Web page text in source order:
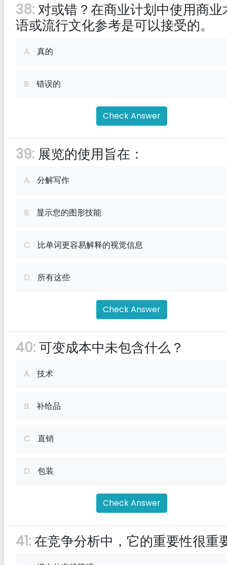
38:对或错？在商业计划中使用商业
语或流行文化参考是可以接受的。
A. 真的
B. 错误的
Check Answer
39: 展览的使用旨在：
A. 分解写作
B. 显示您的图形技能
C. 比单词更容易解释的视觉信息
D. 所有这些
Check Answer
40:可变成本中未包含什么？
A. 技术
B. 补给品
C. 直销
D. 包装
Check Answer
41:在竞争分析中，它的重要性很重